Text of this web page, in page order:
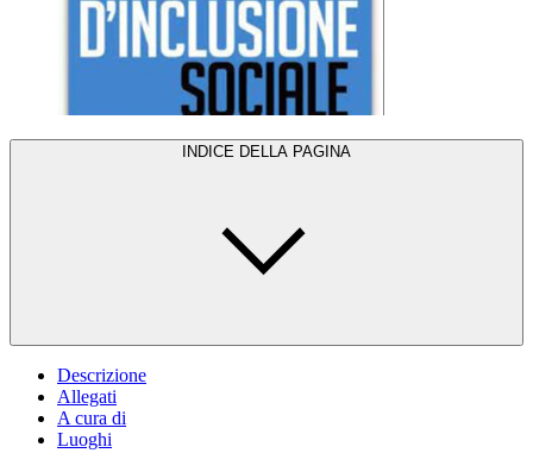
INDICE DELLA PAGINA
Descrizione
Allegati
A cura di
Luoghi